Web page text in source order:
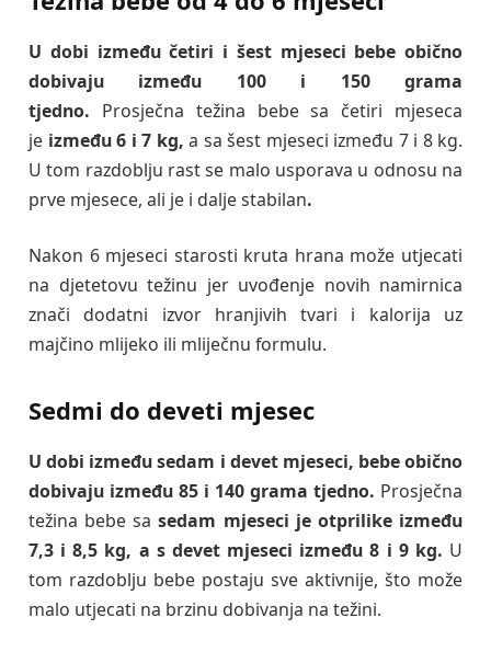
U dobi između četiri i šest mjeseci bebe obično
dobivaju između 100 i 150 grama
tjedno. Prosječna težina bebe sa četiri mjeseca
je između 6 i 7 kg, a sa šest mjeseci između 7 i 8 kg.
U tom razdoblju rast se malo usporava u odnosu na
prve mjesece, ali je i dalje stabilan.
Nakon 6 mjeseci starosti kruta hrana može utjecati
na djetetovu težinu jer uvođenje novih namirnica
znači dodatni izvor hranjivih tvari i kalorija uz
majčino mlijeko ili mliječnu formulu.
Sedmi do deveti mjesec
U dobi između sedam i devet mjeseci, bebe obično
dobivaju između 85 i 140 grama tjedno. Prosječna
težina bebe sa sedam mjeseci je otprilike između
7,3 i 8,5 kg, a s devet mjeseci između 8 i 9 kg. U
tom razdoblju bebe postaju sve aktivnije, što može
malo utjecati na brzinu dobivanja na težini.